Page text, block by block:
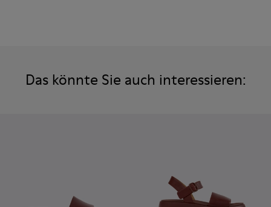
Das könnte Sie auch interessieren: